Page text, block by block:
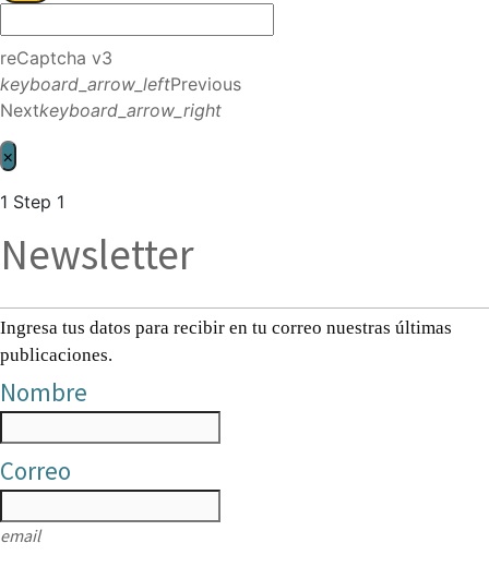
reCaptcha v3
keyboard_arrow_leftPrevious
Nextkeyboard_arrow_right
×
1 Step 1
Newsletter
Ingresa tus datos para recibir en tu correo nuestras últimas
publicaciones.
Nombre
Correo
email